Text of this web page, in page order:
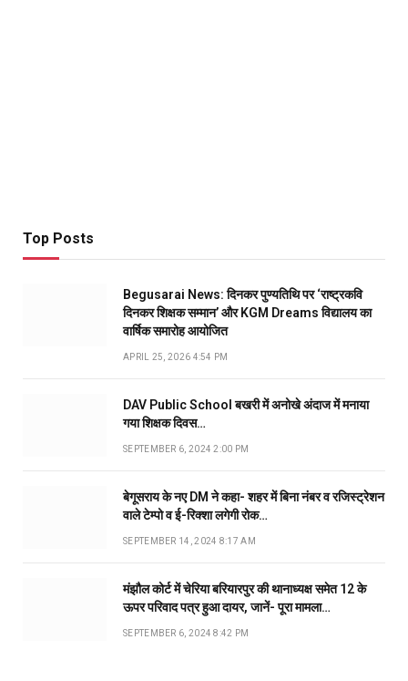
Top Posts
Begusarai News: दिनकर पुण्यतिथि पर ‘राष्ट्रकवि
दिनकर शिक्षक सम्मान’ और KGM Dreams विद्यालय का
वार्षिक समारोह आयोजित
APRIL 25, 2026 4:54 PM
DAV Public School बखरी में अनोखे अंदाज में मनाया
गया शिक्षक दिवस…
SEPTEMBER 6, 2024 2:00 PM
बेगूसराय के नए DM ने कहा- शहर में बिना नंबर व रजिस्ट्रेशन
वाले टेम्पो व ई-रिक्शा लगेगी रोक…
SEPTEMBER 14, 2024 8:17 AM
मंझौल कोर्ट में चेरिया बरियारपुर की थानाध्यक्ष समेत 12 के
ऊपर परिवाद पत्र हुआ दायर, जानें- पूरा मामला…
SEPTEMBER 6, 2024 8:42 PM